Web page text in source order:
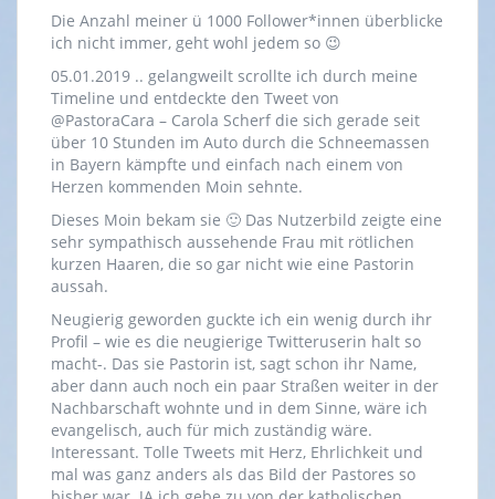
Die Anzahl meiner ü 1000 Follower*innen überblicke
ich nicht immer, geht wohl jedem so 😉
05.01.2019 .. gelangweilt scrollte ich durch meine
Timeline und entdeckte den Tweet von
@PastoraCara – Carola Scherf die sich gerade seit
über 10 Stunden im Auto durch die Schneemassen
in Bayern kämpfte und einfach nach einem von
Herzen kommenden Moin sehnte.
Dieses Moin bekam sie 🙂 Das Nutzerbild zeigte eine
sehr sympathisch aussehende Frau mit rötlichen
kurzen Haaren, die so gar nicht wie eine Pastorin
aussah.
Neugierig geworden guckte ich ein wenig durch ihr
Profil – wie es die neugierige Twitteruserin halt so
macht-. Das sie Pastorin ist, sagt schon ihr Name,
aber dann auch noch ein paar Straßen weiter in der
Nachbarschaft wohnte und in dem Sinne, wäre ich
evangelisch, auch für mich zuständig wäre.
Interessant. Tolle Tweets mit Herz, Ehrlichkeit und
mal was ganz anders als das Bild der Pastores so